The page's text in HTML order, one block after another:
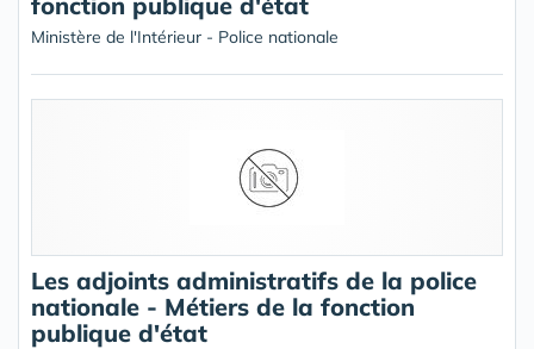
Ministère de l'Intérieur - Police nationale
Les adjoints administratifs de la police
nationale - Métiers de la fonction
publique d'état